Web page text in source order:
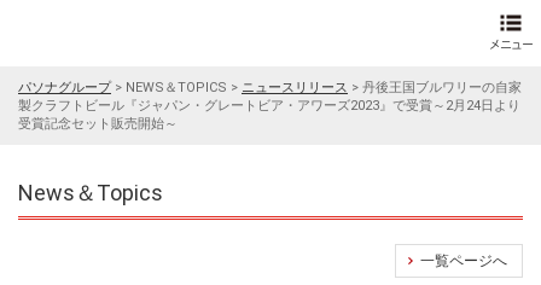
パソナグループ> NEWS＆TOPICS > ニュースリリース > 丹後王国ブルワリーの自家
製クラフトビール『ジャパン・グレートビア・アワーズ2023』で受賞～2月24日より
受賞記念セット販売開始～
News＆Topics
一覧ページへ